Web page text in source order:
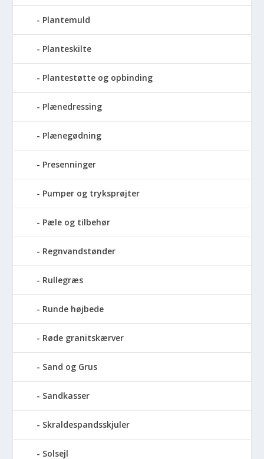
Plantemuld
Planteskilte
Plantestøtte og opbinding
Plænedressing
Plænegødning
Presenninger
Pumper og tryksprøjter
Pæle og tilbehør
Regnvandstønder
Rullegræs
Runde højbede
Røde granitskærver
Sand og Grus
Sandkasser
Skraldespandsskjuler
Solsejl